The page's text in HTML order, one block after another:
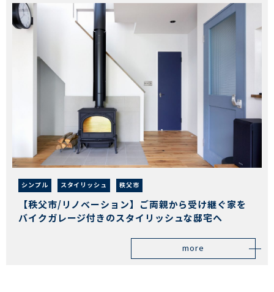
シンプル スタイリッシュ 秩父市
【秩父市/リノベーション】ご両親から受け継ぐ家を
バイクガレージ付きのスタイリッシュな邸宅へ
more